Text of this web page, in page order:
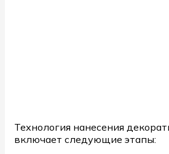
Технология нанесения
включает следующие этапы: